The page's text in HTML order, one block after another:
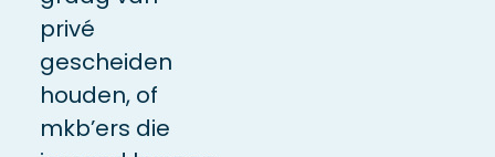
privé
gescheiden
houden, of
mkb’ers die